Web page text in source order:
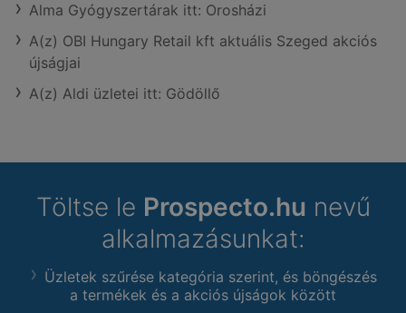
Alma Gyógyszertárak itt: Orosházi
A(z) OBI Hungary Retail kft aktuális Szeged akciós
újságjai
A(z) Aldi üzletei itt: Gödöllő
Töltse le Prospecto.hu nevű
alkalmazásunkat:
Üzletek szűrése kategória szerint, és böngészés
a termékek és a akciós újságok között